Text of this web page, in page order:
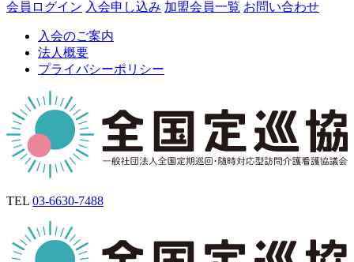
会員ログイン 入会申し込み 加盟会員一覧 お問い合わせ
入会のご案内
法人概要
プライバシーポリシー
TEL 03-6630-7488